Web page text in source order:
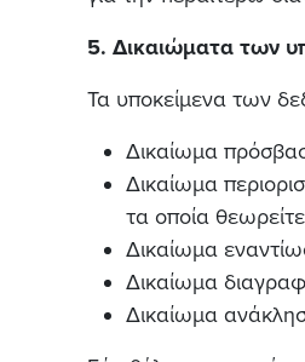
5. Δικαιώματα των
Τα υποκείμενα των
Δικαίωμα
Δικαίωμα
τα οποία
Δικαίωμα
Δικαίωμα
Δικαίωμα